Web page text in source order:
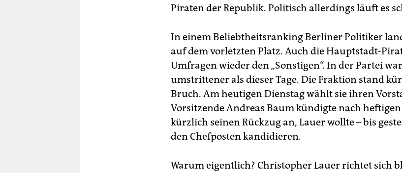
Piraten der Republik. Politisch allerdings läuft es
In einem Beliebtheitsranking Berliner Politiker
auf dem vorletzten Platz. Auch die Hauptstadt-
Umfragen wieder den „Sonstigen“. In der Partei
umstrittener als dieser Tage. Die Fraktion stand
Bruch. Am heutigen Dienstag wählt sie ihren
Vorsitzende Andreas Baum kündigte nach
kürzlich seinen Rückzug an, Lauer wollte – bis
den Chefposten kandidieren.
Warum eigentlich? Christopher Lauer richtet sich